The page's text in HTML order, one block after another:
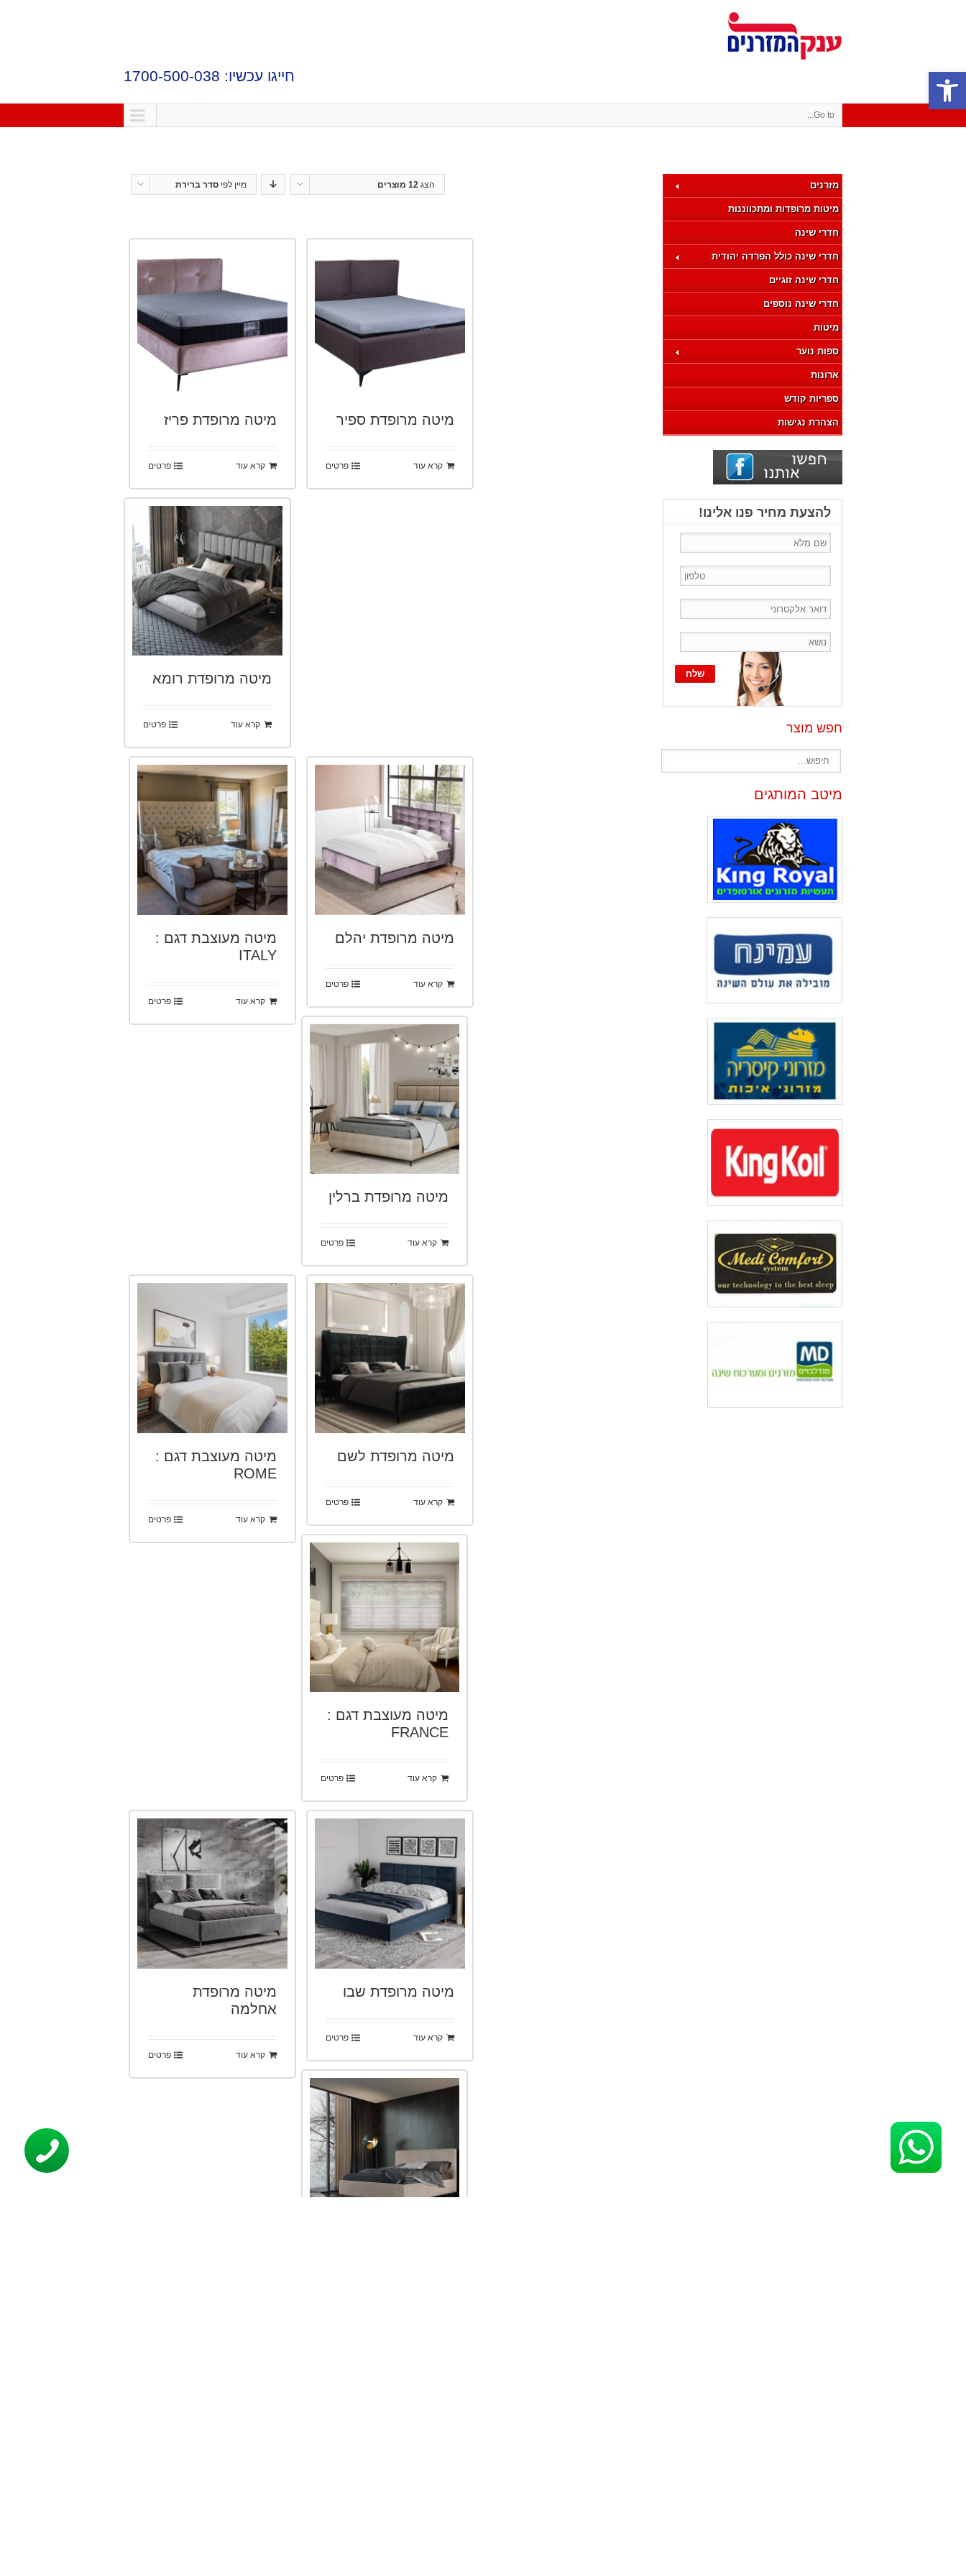
פתח סרגל נגישות חייגו עכשיו: 1700-500-038
Go to...
מיין לפי סדר ברירת הצג 12 מוצרים
מיטה מרופדת פריז
קרא עוד פרטים
מיטה מרופדת ספיר
קרא עוד פרטים
מיטה מרופדת רומא
קרא עוד פרטים
מיטה מעוצבת דגם :
ITALY
קרא עוד פרטים
מיטה מרופדת יהלם
קרא עוד פרטים
מיטה מרופדת ברלין
קרא עוד פרטים
מיטה מעוצבת דגם :
ROME
קרא עוד פרטים
מיטה מרופדת לשם
קרא עוד פרטים
מיטה מעוצבת דגם :
FRANCE
קרא עוד פרטים
מיטה מרופדת
אחלמה
קרא עוד פרטים
מיטה מרופדת שבו
קרא עוד פרטים
מזרנים
מיטות מרופדות ומתכווננות
חדרי שינה
חדרי שינה כולל הפרדה יהודית
חדרי שינה זוגיים
חדרי שינה נוספים
מיטות
ספות נוער
ארונות
ספריות קודש
הצהרת נגישות
להצעת מחיר פנו אלינו!
חפש מוצר
מיטב המותגים